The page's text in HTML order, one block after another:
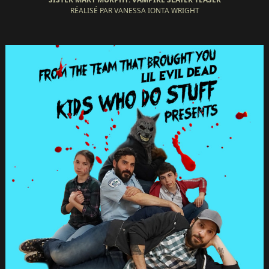
RÉALISÉ PAR VANESSA IONTA WRIGHT